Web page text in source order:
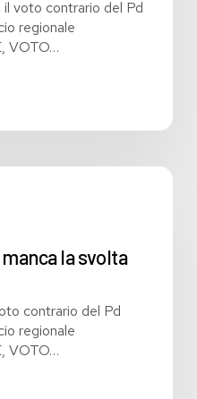
voto contrario del Pd
regionale
VOTO…
la svolta
contrario del Pd
regionale
VOTO…